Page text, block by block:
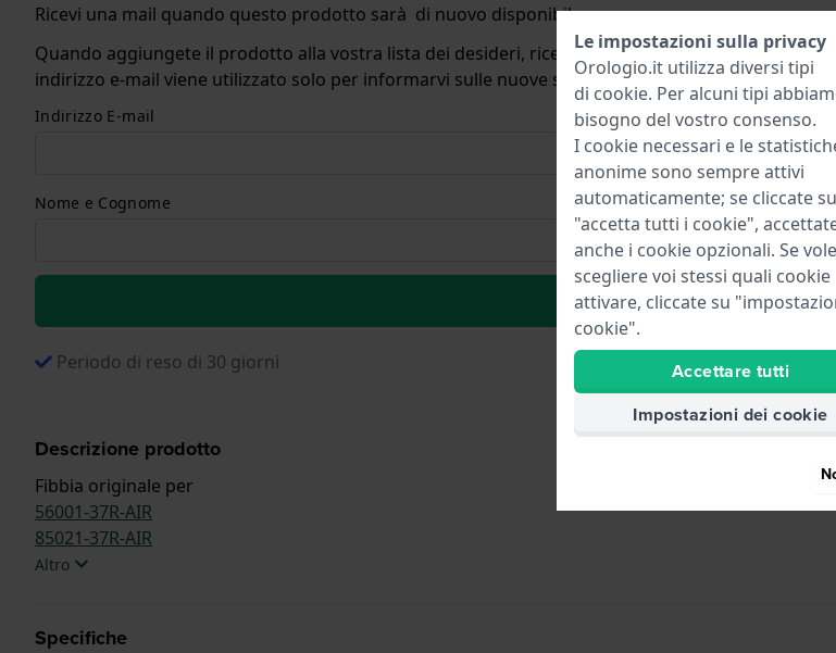
Ricevi una mail quando questo prodotto sarà di nuovo disponibile.
Quando aggiungete il prodotto alla vostra lista dei desideri, riceverete un'e-mail quando il
indirizzo e-mail viene utilizzato solo per informarvi sulle nuove scorte. Subito dopo viene
Indirizzo E-mail
Nome e Cognome
alla lista dei desideri
Periodo di reso di 30 giorni
Descrizione prodotto
Fibbia originale per
56001-37R-AIR
85021-37R-AIR
Altro
Specifiche
Le impostazioni sulla privacy
Orologio.it utilizza diversi tipi
di cookie. Per alcuni tipi
bisogno del vostro consenso.
I cookie necessari e le
anonime sono sempre attivi
automaticamente; se cliccate su
"accetta tutti i cookie",
anche i cookie opzionali. Se
scegliere voi stessi quali cookie
attivare, cliccate su
cookie".
Accettare tutti
Impostazioni dei cookie